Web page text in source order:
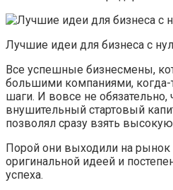
Лучшие идеи для бизнеса с
Все успешные бизнесмены,
большими компаниями, когда-
шаги. И вовсе не обязательно,
внушительный стартовый
позволял сразу взять
Порой они выходили на
оригинальной идеей и
успеха.